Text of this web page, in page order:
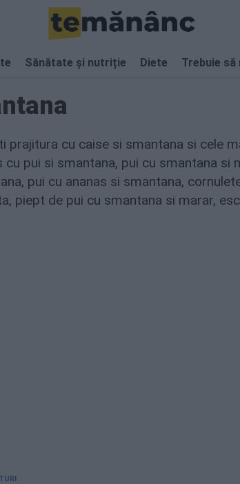
Sănătate și nutriție Diete Trebuie să
cu caise si smantana si cele
pui si smantana, pui cu smantana si
pui cu ananas si smantana,
piept de pui cu smantana si marar,